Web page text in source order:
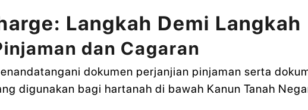
Langkah Demi Langkah
dan Cagaran
dokumen perjanjian pinjaman serta
digunakan bagi hartanah di bawah Kanun Tanah